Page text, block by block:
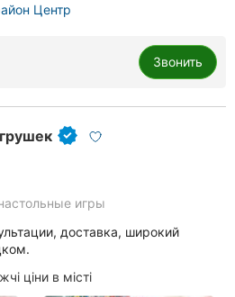
Центр
Звонить
игры
доставка, широкий
ціни в місті